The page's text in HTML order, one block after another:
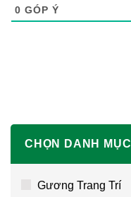
CHỌN DANH MỤC
Gương Trang Trí
0 GÓP Ý